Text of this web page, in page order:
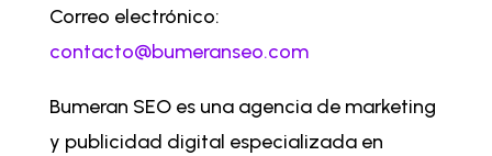
Correo electrónico:
contacto@bumeranseo.com
Bumeran SEO es una agencia de marketing
y publicidad digital especializada en